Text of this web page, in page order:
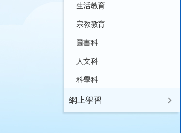
生活教育
宗教教育
圖書科
人文科
科學科
網上學習